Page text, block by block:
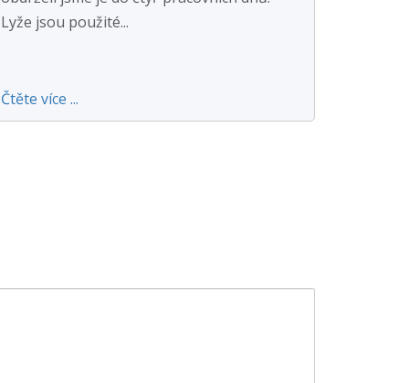
Lyže jsou použité...
Čtěte více ...